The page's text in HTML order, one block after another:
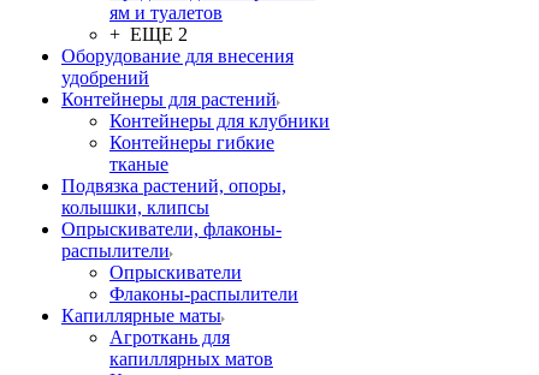
ям и туалетов
+ ЕЩЕ 2
Оборудование для внесения
удобрений
Контейнеры для растений
Контейнеры для клубники
Контейнеры гибкие
тканые
Подвязка растений, опоры,
колышки, клипсы
Опрыскиватели, флаконы-
распылители
Опрыскиватели
Флаконы-распылители
Капиллярные маты
Агроткань для
капиллярных матов